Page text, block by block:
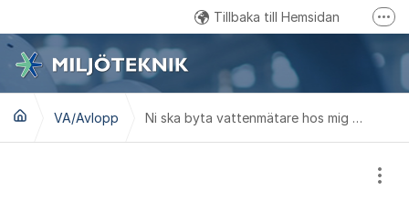
Tillbaka till Hemsidan
Kundtjänst: 0457 - 61 88 15
Email: kundservice@miljoteknik.ronneby.se
Gå till Facebook
VA/Avlopp Ni ska byta vattenmätare hos mig och avstängningskranarna läcker, kan ni inte bara stänga i gatan?